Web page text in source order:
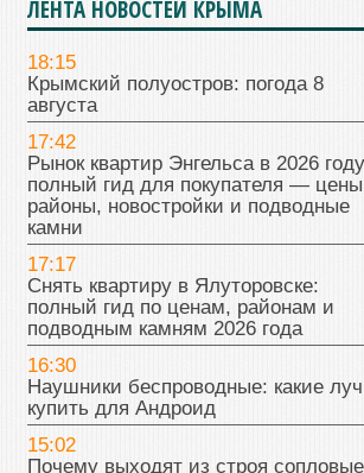
ЛЕНТА НОВОСТЕЙ КРЫМА
18:15
Крымский полуостров: погода 8
августа
17:42
Рынок квартир Энгельса в 2026
полный гид для покупателя —
районы, новостройки и подводные
камни
17:17
Снять квартиру в Ялуторовске:
полный гид по ценам, районам и
подводным камням 2026 года
16:30
Наушники беспроводные: какие
купить для Андроид
15:02
Почему выходят из строя сопловые